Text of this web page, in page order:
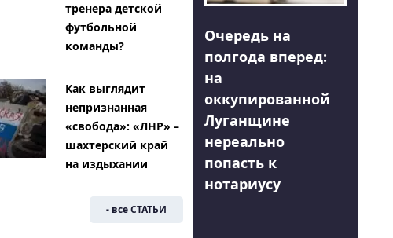
тренера детской
футбольной
команды?
Как выглядит
непризнанная
«свобода»: «ЛНР» –
шахтерский край
на издыхании
- все СТАТЬИ
Очередь на
полгода вперед:
на
оккупированной
Луганщине
нереально
попасть к
нотариусу